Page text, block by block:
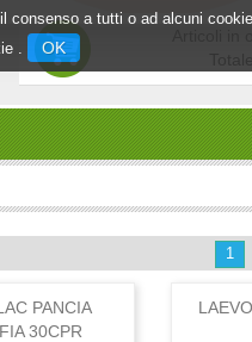
consenso a tutti o ad alcuni cookie
.
OK
1
PANCIA
30CPR